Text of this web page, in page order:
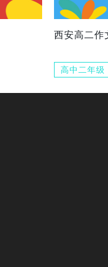
西安高二作
高中二年级